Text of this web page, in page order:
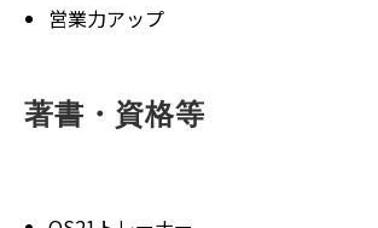
営業力アップ
著書・資格等